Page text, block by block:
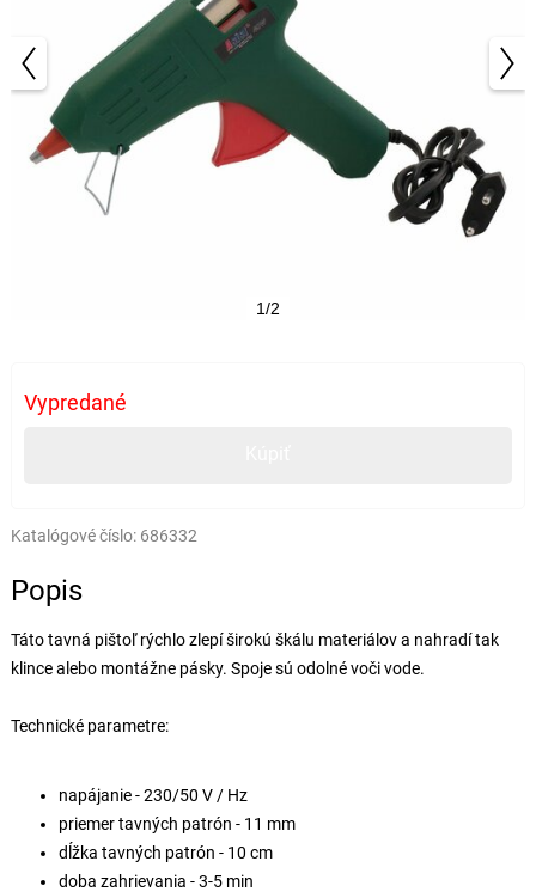
1/2
Vypredané
Katalógové číslo: 686332
Popis
Táto tavná pištoľ rýchlo zlepí širokú škálu materiálov a nahradí tak
klince alebo montážne pásky. Spoje sú odolné voči vode.
Technické parametre:
napájanie - 230/50 V / Hz
priemer tavných patrón - 11 mm
dĺžka tavných patrón - 10 cm
doba zahrievania - 3-5 min